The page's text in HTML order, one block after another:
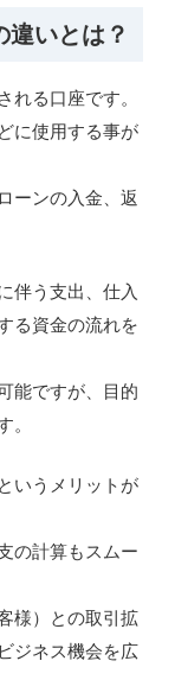
いとは？
る口座です。
に使用する事が
ーンの入金、返
伴う支出、仕入
る資金の流れを
能ですが、目的
いうメリットが
の計算もスムー
様）との取引拡
ジネス機会を広